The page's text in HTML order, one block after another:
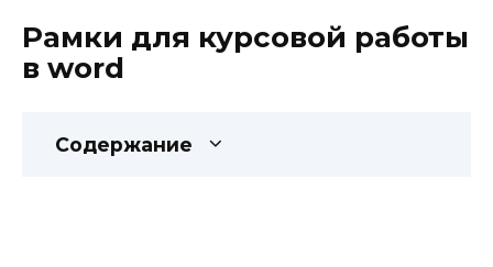
Рамки для курсовой работы
в word
Содержание